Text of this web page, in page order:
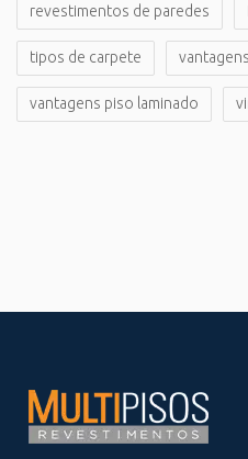
revestimentos de paredes
tipos de carpete
vantagens piso laminado